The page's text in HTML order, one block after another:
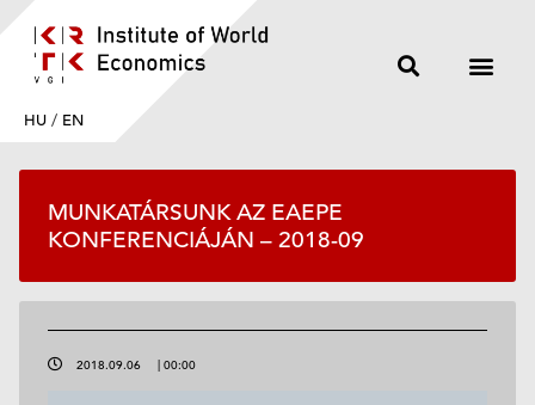
HU / EN
MUNKATÁRSUNK AZ EAEPE
KONFERENCIÁJÁN – 2018-09
2018.09.06 | 00:00